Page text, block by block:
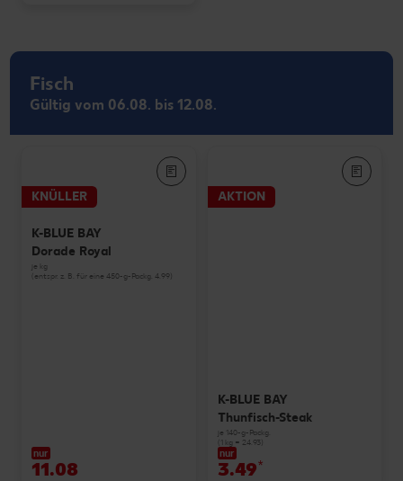
Fisch
Gültig vom 06.08. bis 12.08.
KNÜLLER
K-BLUE BAY
Dorade Royal
je kg
(entspr. z. B. für eine 450-g-Packg. 4.99)
nur
11.08
AKTION
K-BLUE BAY
Thunfisch-Steak
je 140-g-Packg.
(1 kg = 24.93)
nur
3.49*